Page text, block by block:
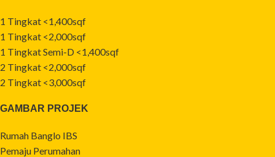
1 Tingkat <1,400sqf
1 Tingkat <2,000sqf
1 Tingkat Semi-D <1,400sqf
2 Tingkat <2,000sqf
2 Tingkat <3,000sqf
GAMBAR PROJEK
Rumah Banglo IBS
Pemaju Perumahan